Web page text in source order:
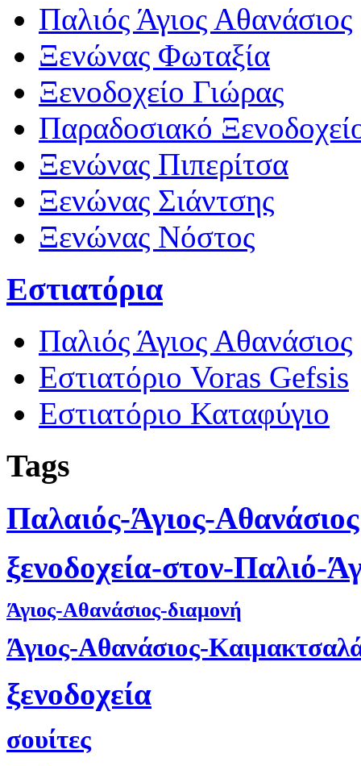
Παλιός Άγιος Αθανάσιος
Ξενώνας Φωταξία
Ξενοδοχείο Γιώρας
Παραδοσιακό
Ξενώνας Πιπερίτσα
Ξενώνας Σιάντσης
Ξενώνας Νόστος
Εστιατόρια
Παλιός Άγιος Αθανάσιος
Εστιατόριο Voras Gefsis
Εστιατόριο Καταφύγιο
Tags
Παλαιός-Άγιος-Αθανάσιος
ξενοδοχεία-στον-Παλιό-
Άγιος-Αθανάσιος-διαμονή
Άγιος-Αθανάσιος-
ξενοδοχεία
σουίτες